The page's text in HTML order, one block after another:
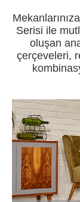
Serisi ile
oluşan
çerçeveleri,